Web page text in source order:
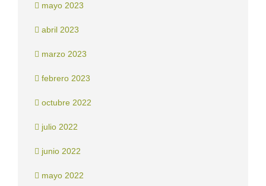
mayo 2023
abril 2023
marzo 2023
febrero 2023
octubre 2022
julio 2022
junio 2022
mayo 2022